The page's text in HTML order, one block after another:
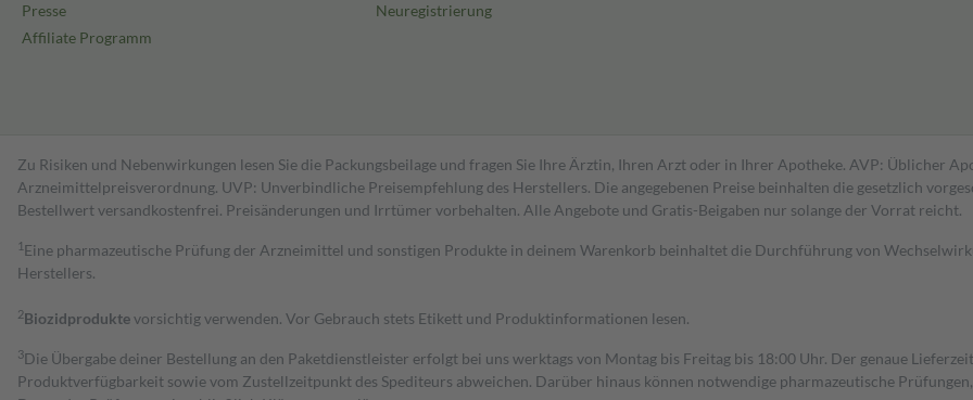
Presse
Affiliate Programm
Neuregistrierung
Zu Risiken und Nebenwirkungen lesen Sie die Packungsbeilage und fragen Sie Ihre Ärztin, Ihren Arzt oder in Ihrer Apotheke. AVP: Üblicher
Arzneimittelpreisverordnung. UVP: Unverbindliche Preisempfehlung des Herstellers. Die angegebenen Preise beinhalten die gesetzlich
Bestell­wert versand­kosten­frei. Preisänderungen und Irrtümer vorbehalten. Alle Angebote und Gratis-Beigaben nur solange der Vorrat reicht.
1 Eine pharmazeutische Prüfung der Arzneimittel und sonstigen Produkte in deinem Warenkorb beinhaltet die Durchführung von
Herstellers.
2Biozidproduktevorsichtig verwenden. Vor Gebrauch stets Etikett und Produktinformationen lesen.
3Die Übergabe deiner Bestellung an den Paketdienstleister erfolgt bei uns werktags von Montag bis Freitag bis 18:00 Uhr. Der genaue
Produktverfügbarkeit sowie vom Zustellzeitpunkt des Spediteurs abweichen. Darüber hinaus können notwendige pharmazeutische